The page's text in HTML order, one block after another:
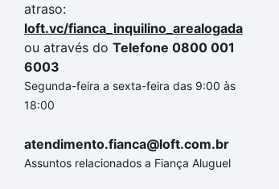
atraso:
loft.vc/fianca_inquilino_arealogada
ou através do Telefone 0800 001
6003
Segunda-feira a sexta-feira das 9:00 às
18:00
atendimento.fianca@loft.com.br
Assuntos relacionados a Fiança Aluguel